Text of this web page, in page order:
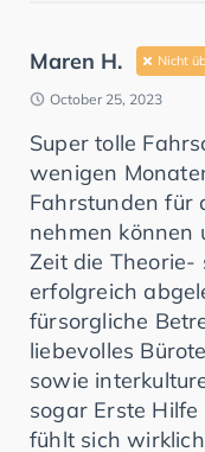
Maren H. Nicht
October 25, 2023
Super tolle
wenigen
Fahrstunden für
nehmen können
Zeit die
erfolgreich
fürsorgliche
liebevolles
sowie
sogar Erste Hilfe
fühlt sich